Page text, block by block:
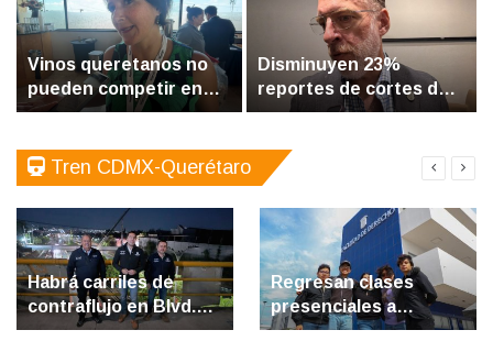
Vinos queretanos no
pueden competir en
precio contra vinos
fiscal
Disminuyen 23%
reportes de cortes de
energía en la industria,
Tren CDMX-Querétaro
Habrá carriles de
contraflujo en Blvd.
Bernardo Quintana
Regresan clases
presenciales a
campus de la UAQ